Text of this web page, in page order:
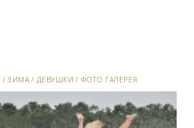
/ЗИМА / ДЕВУШКИ / ФОТО ГАЛЕРЕЯ